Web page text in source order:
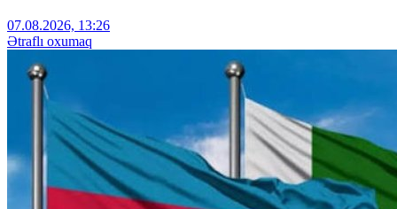
07.08.2026, 13:26
Ətraflı oxumaq